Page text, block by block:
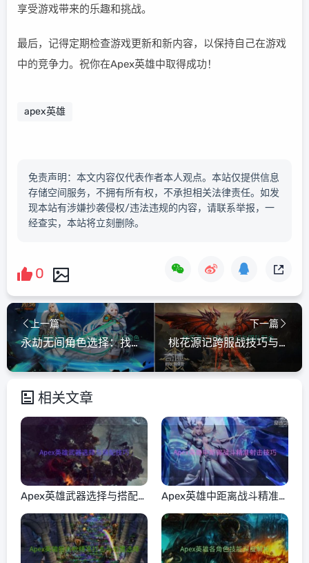
享受游戏带来的乐趣和挑战。
最后，记得定期检查游戏更新和新内容，以保持自己在游戏
中的竞争力。祝你在Apex英雄中取得成功！
apex英雄
免责声明：本文内容仅代表作者本人观点。本站仅提供信息
存储空间服务，不拥有所有权，不承担相关法律责任。如发
现本站有涉嫌抄袭侵权/违法违规的内容，请联系举报，一
经查实，本站将立刻删除。
0
上一篇
永劫无间角色选择：找到最适合你的角色
下一篇
桃花源记跨服战技巧与团队配合
相关文章
Apex英雄武器选择与搭配
技巧
Apex英雄中距离战斗精准
射击技巧